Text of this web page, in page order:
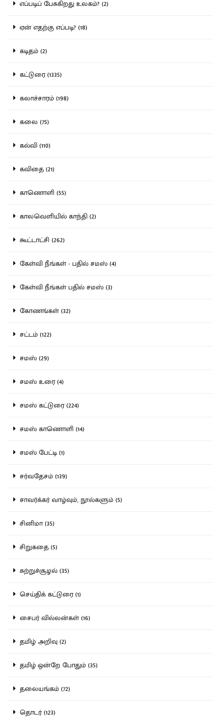
எப்படிப் பேசுகிறது உலகம்? (2)
ஏன் எதற்கு எப்படி? (18)
கடிதம் (2)
கட்டுரை (1335)
கலாச்சாரம் (198)
கலை (75)
கல்வி (110)
கவிதை (21)
காணொளி (55)
காலவெளியில் காந்தி (2)
கூட்டாட்சி (262)
கேள்வி நீங்கள் - பதில் சமஸ் (4)
கேள்வி நீங்கள் பதில் சமஸ் (3)
கோணங்கள் (32)
சட்டம் (122)
சமஸ் (29)
சமஸ் உரை (4)
சமஸ் கட்டுரை (224)
சமஸ் காணொளி (14)
சமஸ் பேட்டி (1)
சர்வதேசம் (139)
சாவர்க்கர் வாழ்வும், நூல்களும் (5)
சினிமா (35)
சிறுகதை (5)
சுற்றுச்சூழல் (35)
செய்திக் கட்டுரை (1)
சைபர் வில்லன்கள் (16)
தமிழ் அறிவு (2)
தமிழ் ஒன்றே போதும் (35)
தலையங்கம் (72)
தொடர் (123)